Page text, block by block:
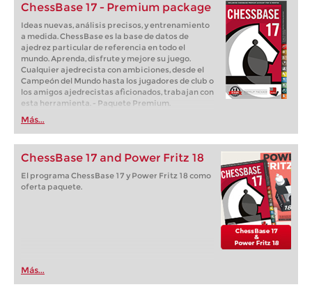
ChessBase 17 - Premium package
Ideas nuevas, análisis precisos, y entrenamiento
a medida. ChessBase es la base de datos de
ajedrez particular de referencia en todo el
mundo. Aprenda, disfrute y mejore su juego.
Cualquier ajedrecista con ambiciones, desde el
Campeón del Mundo hasta los jugadores de club o
los amigos ajedrecistas aficionados, trabajan con
esta herramienta. - Paquete Premium.
Más...
ChessBase 17 and Power Fritz 18
El programa ChessBase 17 y Power Fritz 18 como
oferta paquete.
Más...